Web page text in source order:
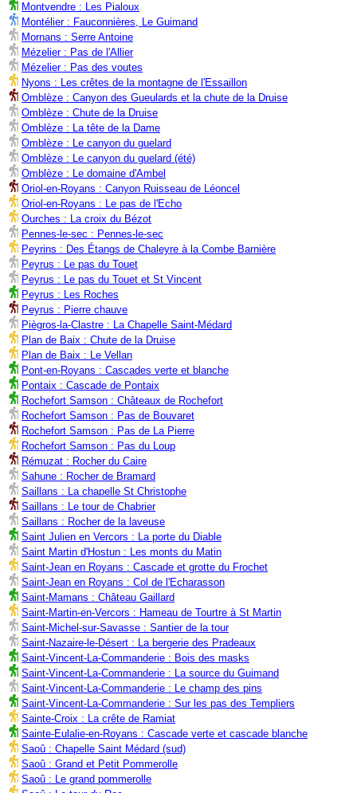
Montvendre : Les Pialoux
Montélier : Fauconnières, Le Guimand
Mornans : Serre Antoine
Mézelier : Pas de l'Allier
Mézelier : Pas des voutes
Nyons : Les crêtes de la montagne de l'Essaillon
Omblèze : Canyon des Gueulards et la chute de la Druise
Omblèze : Chute de la Druise
Omblèze : La tête de la Dame
Omblèze : Le canyon du guelard
Omblèze : Le canyon du guelard (été)
Omblèze : Le domaine d'Ambel
Oriol-en-Royans : Canyon Ruisseau de Léoncel
Oriol-en-Royans : Le pas de l'Echo
Ourches : La croix du Bézot
Pennes-le-sec : Pennes-le-sec
Peyrins : Des Étangs de Chaleyre à la Combe Barnière
Peyrus : Le pas du Touet
Peyrus : Le pas du Touet et St Vincent
Peyrus : Les Roches
Peyrus : Pierre chauve
Piègros-la-Clastre : La Chapelle Saint-Médard
Plan de Baix : Chute de la Druise
Plan de Baix : Le Vellan
Pont-en-Royans : Cascades verte et blanche
Pontaix : Cascade de Pontaix
Rochefort Samson : Châteaux de Rochefort
Rochefort Samson : Pas de Bouvaret
Rochefort Samson : Pas de La Pierre
Rochefort Samson : Pas du Loup
Rémuzat : Rocher du Caire
Sahune : Rocher de Bramard
Saillans : La chapelle St Christophe
Saillans : Le tour de Chabrier
Saillans : Rocher de la laveuse
Saint Julien en Vercors : La porte du Diable
Saint Martin d'Hostun : Les monts du Matin
Saint-Jean en Royans : Cascade et grotte du Frochet
Saint-Jean en Royans : Col de l'Echarasson
Saint-Mamans : Château Gaillard
Saint-Martin-en-Vercors : Hameau de Tourtre à St Martin
Saint-Michel-sur-Savasse : Santier de la tour
Saint-Nazaire-le-Désert : La bergerie des Pradeaux
Saint-Vincent-La-Commanderie : Bois des masks
Saint-Vincent-La-Commanderie : La source du Guimand
Saint-Vincent-La-Commanderie : Le champ des pins
Saint-Vincent-La-Commanderie : Sur les pas des Templiers
Sainte-Croix : La crête de Ramiat
Sainte-Eulalie-en-Royans : Cascade verte et cascade blanche
Saoû : Chapelle Saint Médard (sud)
Saoû : Grand et Petit Pommerolle
Saoû : Le grand pommerolle